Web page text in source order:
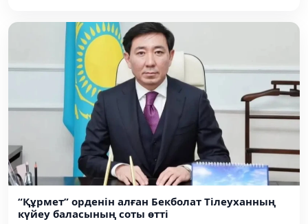
“Құрмет” орденін алған Бекболат Тілеуханның
күйеу баласының соты өтті